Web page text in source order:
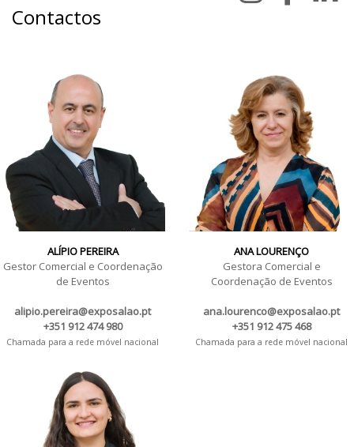
Contactos
ALÍPIO PEREIRA
Gestor Comercial e Coordenação
de Eventos
alipio.pereira@exposalao.pt
+351 912 474 980
Chamada para a rede móvel nacional
ANA LOURENÇO
Gestora Comercial e
Coordenação de Eventos
ana.lourenco@exposalao.pt
+351 912 475 468
Chamada para a rede móvel nacional